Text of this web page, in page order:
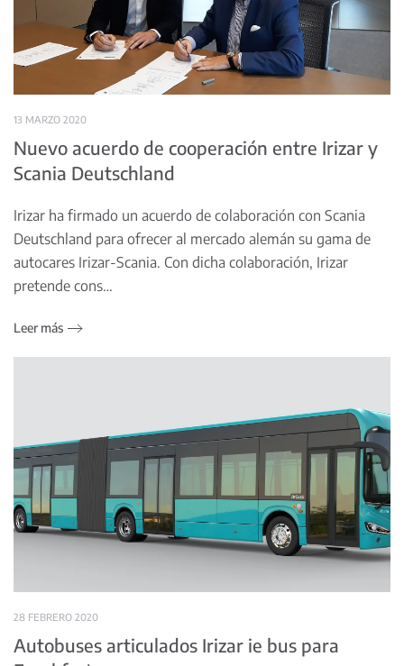
13 MARZO 2020
Nuevo acuerdo de cooperación entre Irizar y
Scania Deutschland
Irizar ha firmado un acuerdo de colaboración con Scania
Deutschland para ofrecer al mercado alemán su gama de
autocares Irizar-Scania. Con dicha colaboración, Irizar
pretende cons…
Leer más
28 FEBRERO 2020
Autobuses articulados Irizar ie bus para